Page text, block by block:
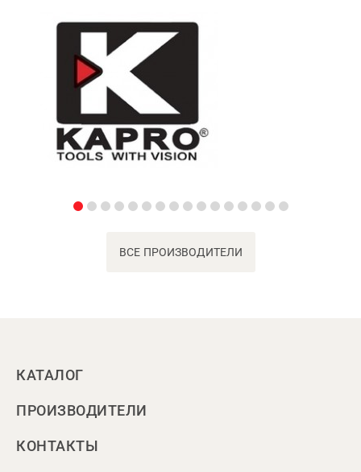
ВСЕ ПРОИЗВОДИТЕЛИ
КАТАЛОГ
ПРОИЗВОДИТЕЛИ
КОНТАКТЫ